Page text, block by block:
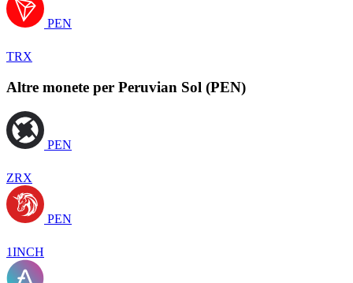
PEN
TRX
Altre monete per Peruvian Sol (PEN)
PEN
ZRX
PEN
1INCH